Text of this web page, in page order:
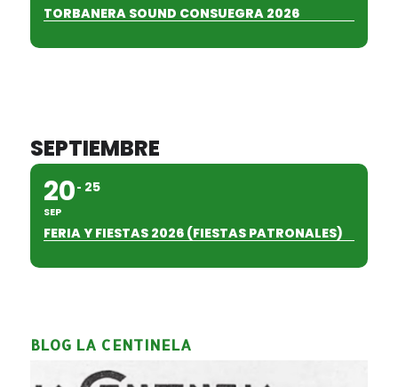
TORBANERA SOUND CONSUEGRA 2026
SEPTIEMBRE
20
SEP
25
FERIA Y FIESTAS 2026 (FIESTAS PATRONALES)
BLOG LA CENTINELA